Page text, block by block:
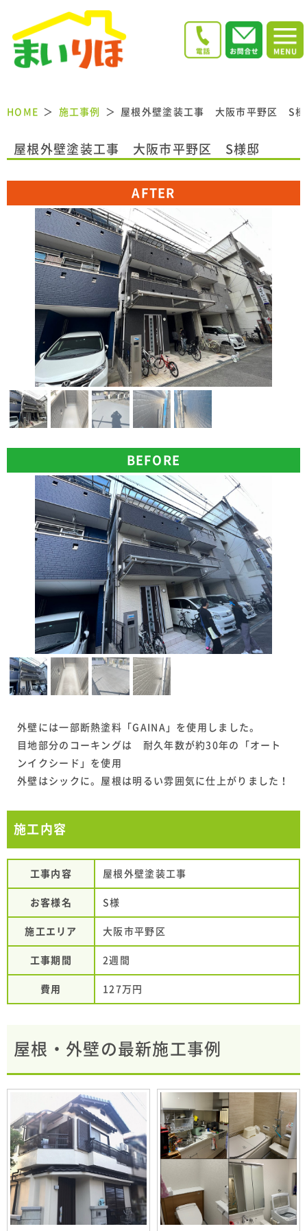
HOME 施工事例 屋根外壁塗装工事 大阪市平野区 S様
屋根外壁塗装工事 大阪市平野区 S様邸
AFTER
BEFORE
外壁には一部断熱塗料「GAINA」を使用しました。
目地部分のコーキングは 耐久年数が約30年の「オート
ンイクシード」を使用
外壁はシックに。屋根は明るい雰囲気に仕上がりました！
施工内容
工事内容 屋根外壁塗装工事
お客様名 S様
施工エリア 大阪市平野区
工事期間 2週間
費用 127万円
屋根・外壁の最新施工事例